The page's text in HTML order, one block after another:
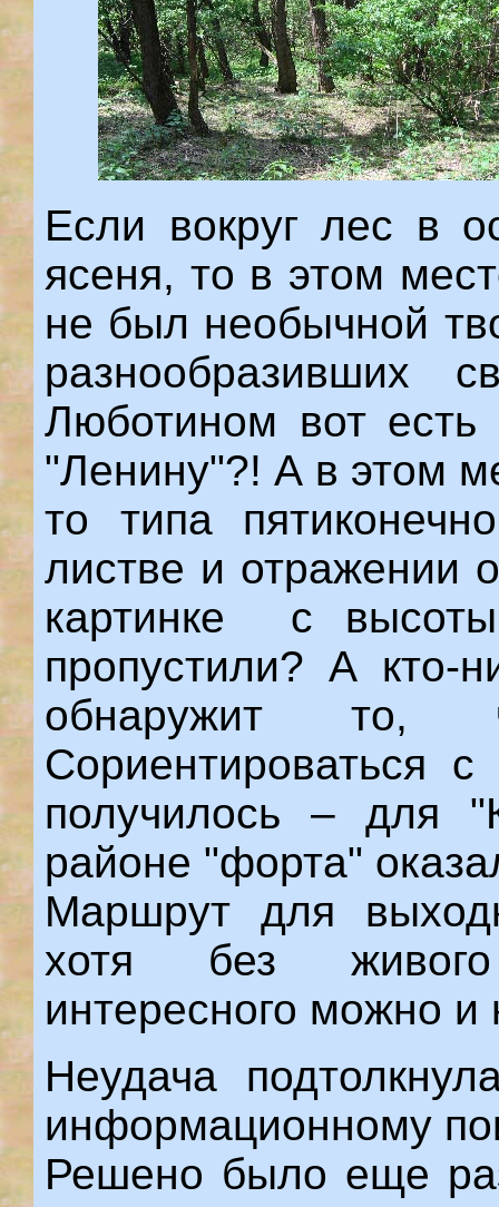
Если вокруг лес в
ясеня, то в этом
не был необычной
разнообразивших
Люботином вот
"Ленину"?! А в этом
то типа
листве и отражении
картинке с
пропустили? А кто-
обнаружит то,
Сориентироваться
получилось – для
районе "форта"
Маршрут для
хотя без
интересного можно и
Неудача
информационному
Решено было еще